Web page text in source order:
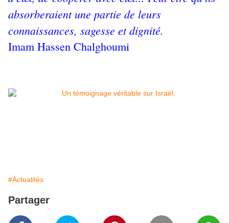
absorberaient une partie de leurs
connaissances, sagesse et dignité.
Imam Hassen Chalghoumi
#Actualités
Partager